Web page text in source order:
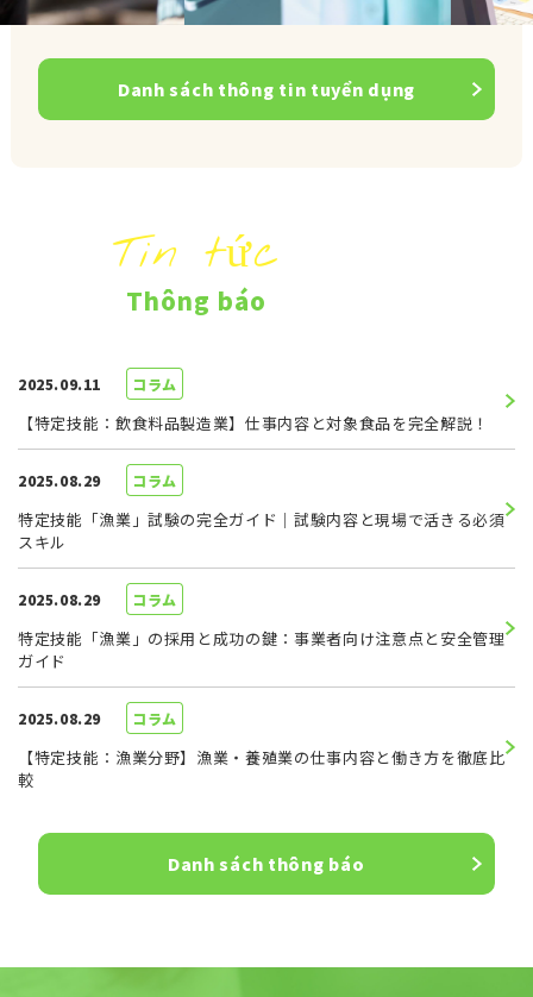
Danh sách thông tin tuyển dụng
Tin tức
Thông báo
2025.09.11 コラム
【特定技能：飲食料品製造業】仕事内容と対象食品を完全解説！
2025.08.29 コラム
特定技能「漁業」試験の完全ガイド｜試験内容と現場で活きる必須
スキル
2025.08.29 コラム
特定技能「漁業」の採用と成功の鍵：事業者向け注意点と安全管理
ガイド
2025.08.29 コラム
【特定技能：漁業分野】漁業・養殖業の仕事内容と働き方を徹底比
較
Danh sách thông báo